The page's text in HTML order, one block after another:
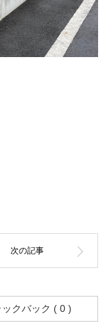
ックバック ( 0 )